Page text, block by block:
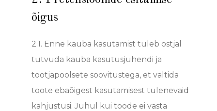
õigus
2.1. Enne kauba kasutamist tuleb ostjal
tutvuda kauba kasutusjuhendi ja
tootjapoolsete soovitustega, et vältida
toote ebaõigest kasutamisest tulenevaid
kahjustusi. Juhul kui toode ei vasta